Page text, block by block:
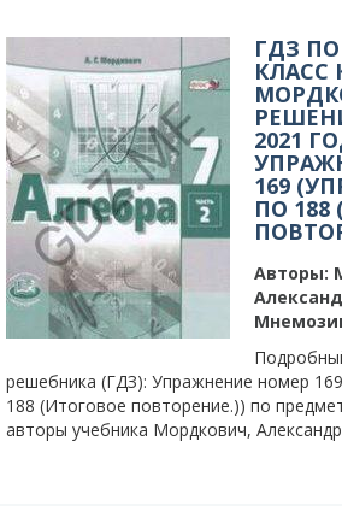
ГДЗ ПО
КЛАСС
2021
169
ПО
Авторы:
решебника (ГДЗ): Упражнение номер
188 (Итоговое повторение.)) по
авторы учебника Мордкович,